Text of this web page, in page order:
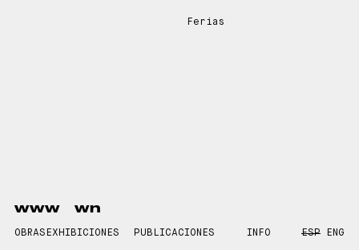
www wn
OBRAS EXHIBICIONES PUBLICACIONES INFO ESP ENG
Ferias